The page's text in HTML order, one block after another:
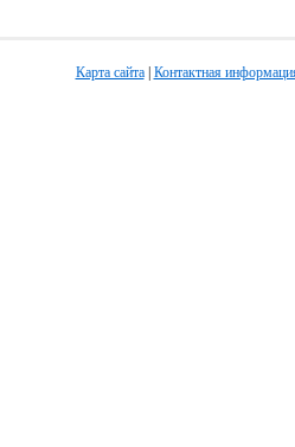
Карта сайта| Контактная